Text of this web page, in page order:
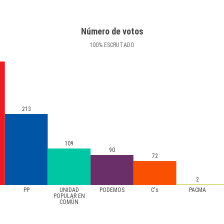
Número de votos
100% ESCRUTADO
PP
UNIDAD
POPULAR EN
COMÚN
PODEMOS C's PACMA
213
109
90
72
2